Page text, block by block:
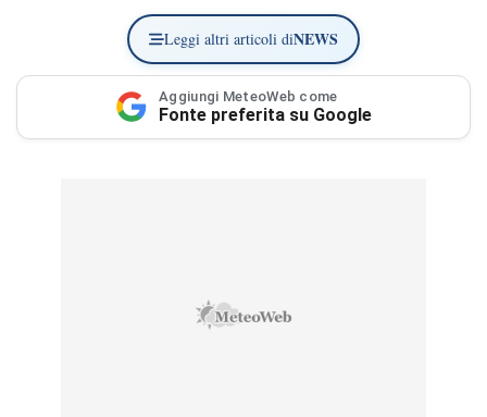
Leggi altri articoli diNEWS
Aggiungi MeteoWeb come
Fonte preferita su Google